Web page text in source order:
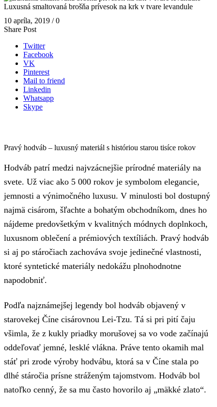
Luxusná smaltovaná brošňa prívesok na krk v tvare levandule
10 apríla, 2019 / 0
Share Post
Twitter
Facebook
VK
Pinterest
Mail to friend
Linkedin
Whatsapp
Skype
Pravý hodváb – luxusný materiál s históriou starou tisíce rokov
Hodváb patrí medzi najvzácnejšie prírodné materiály na
svete. Už viac ako 5 000 rokov je symbolom elegancie,
jemnosti a výnimočného luxusu. V minulosti bol dostupný
najmä cisárom, šľachte a bohatým obchodníkom, dnes ho
nájdeme predovšetkým v kvalitných módnych doplnkoch,
luxusnom oblečení a prémiových textíliách. Pravý hodváb
si aj po stáročiach zachováva svoje jedinečné vlastnosti,
ktoré syntetické materiály nedokážu plnohodnotne
napodobniť.
Podľa najznámejšej legendy bol hodváb objavený v
starovekej Číne cisárovnou Lei-Tzu. Tá si pri pití čaju
všimla, že z kukly priadky morušovej sa vo vode začínajú
oddeľovať jemné, lesklé vlákna. Práve tento okamih mal
stáť pri zrode výroby hodvábu, ktorá sa v Číne stala po
dlhé stáročia prísne stráženým tajomstvom. Hodváb bol
natoľko cenný, že sa mu často hovorilo aj „mäkké zlato“.